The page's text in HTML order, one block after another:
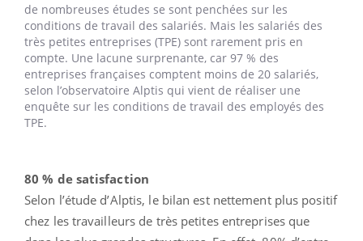
de nombreuses études se sont penchées sur les
conditions de travail des salariés. Mais les salariés des
très petites entreprises (TPE) sont rarement pris en
compte. Une lacune surprenante, car 97 % des
entreprises françaises comptent moins de 20 salariés,
selon l’observatoire Alptis qui vient de réaliser une
enquête sur les conditions de travail des employés des
TPE.
80 % de satisfaction
Selon l’étude d’Alptis, le bilan est nettement plus positif
chez les travailleurs de très petites entreprises que